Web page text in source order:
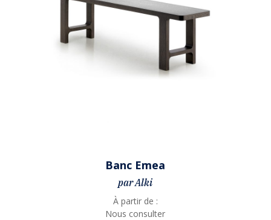
Banc Emea
par Alki
À partir de :
Nous consulter